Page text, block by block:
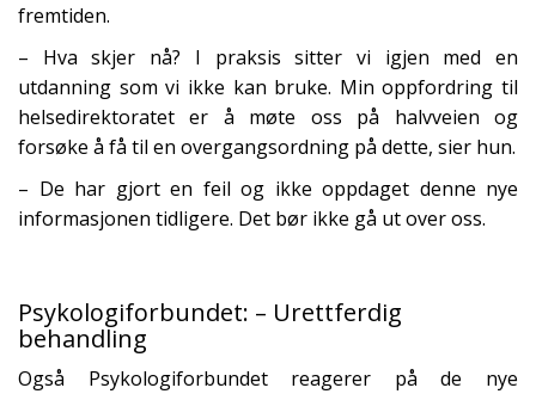
fremtiden.
– Hva skjer nå? I praksis sitter vi igjen med en
utdanning som vi ikke kan bruke. Min oppfordring til
helsedirektoratet er å møte oss på halvveien og
forsøke å få til en overgangsordning på dette, sier hun.
– De har gjort en feil og ikke oppdaget denne nye
informasjonen tidligere. Det bør ikke gå ut over oss.
Psykologiforbundet: – Urettferdig
behandling
Også Psykologiforbundet reagerer på de nye